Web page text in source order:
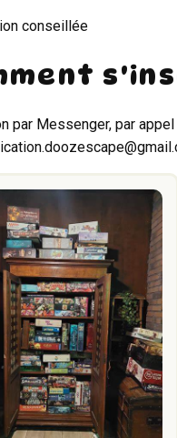
conseillée
par Messenger, par